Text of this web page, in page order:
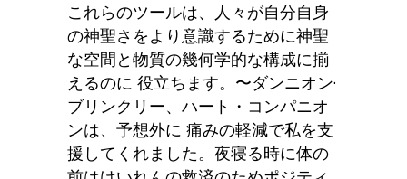
これらのツールは、人々が自分自身
の神聖さをより意識するために神聖
な空間と物質の幾何学的な構成に揃
えるのに 役立ちます。 〜ダンニオン·
ブリンクリー、 ハート・コンパニオ
ンは、予想外に 痛みの軽減で私を支
援してくれました。夜寝る時に体の